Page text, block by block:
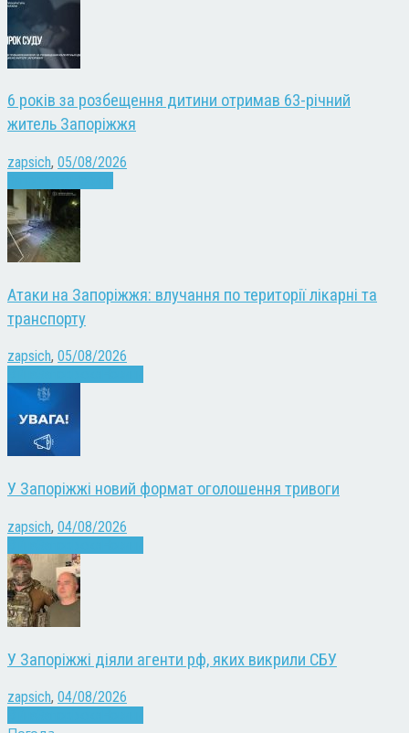
6 років за розбещення дитини отримав 63-річний
житель Запоріжжя
zapsich, 05/08/2026
Атаки на Запоріжжя: влучання по території лікарні та
транспорту
zapsich, 05/08/2026
У Запоріжжі новий формат оголошення тривоги
zapsich, 04/08/2026
У Запоріжжі діяли агенти рф, яких викрили СБУ
zapsich, 04/08/2026